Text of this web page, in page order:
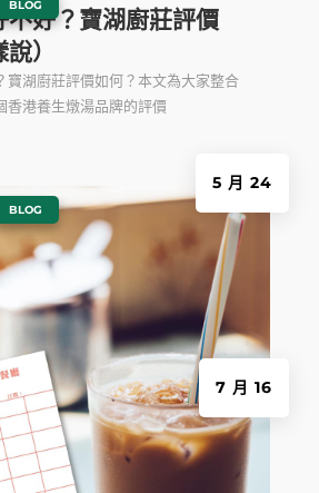
不好？寶湖廚莊評價
）
5 月 24
BLOG
寶湖廚莊評價如何？本文為大家整合
香港養生燉湯品牌的評價
7 月 16
BLOG